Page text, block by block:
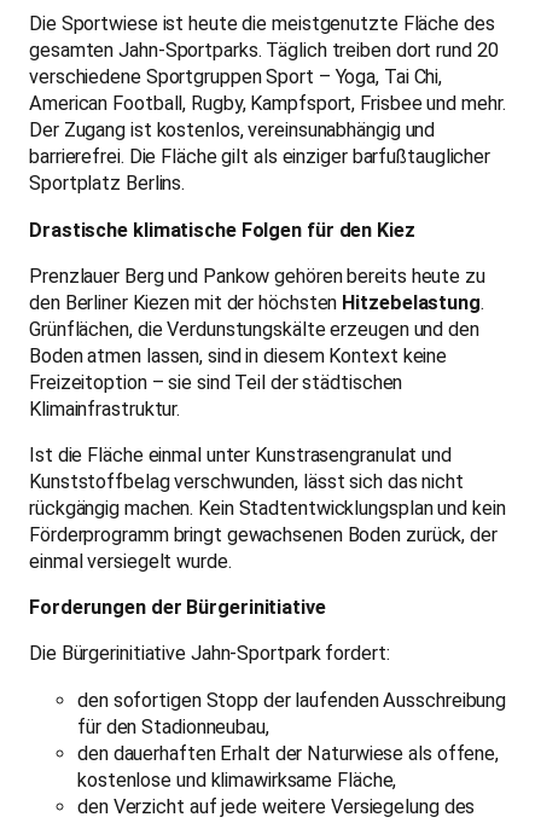
Die Sportwiese ist heute die meistgenutzte Fläche des
gesamten Jahn-Sportparks. Täglich treiben dort rund 20
verschiedene Sportgruppen Sport – Yoga, Tai Chi,
American Football, Rugby, Kampfsport, Frisbee und mehr.
Der Zugang ist kostenlos, vereinsunabhängig und
barrierefrei. Die Fläche gilt als einziger barfußtauglicher
Sportplatz Berlins.
Drastische klimatische Folgen für den Kiez
Prenzlauer Berg und Pankow gehören bereits heute zu
den Berliner Kiezen mit der höchsten Hitzebelastung.
Grünflächen, die Verdunstungskälte erzeugen und den
Boden atmen lassen, sind in diesem Kontext keine
Freizeitoption – sie sind Teil der städtischen
Klimainfrastruktur.
Ist die Fläche einmal unter Kunstrasengranulat und
Kunststoffbelag verschwunden, lässt sich das nicht
rückgängig machen. Kein Stadtentwicklungsplan und kein
Förderprogramm bringt gewachsenen Boden zurück, der
einmal versiegelt wurde.
Forderungen der Bürgerinitiative
Die Bürgerinitiative Jahn-Sportpark fordert:
den sofortigen Stopp der laufenden Ausschreibung
für den Stadionneubau,
den dauerhaften Erhalt der Naturwiese als offene,
kostenlose und klimawirksame Fläche,
den Verzicht auf jede weitere Versiegelung des